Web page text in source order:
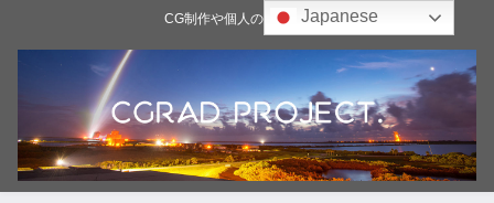
CG制作や個人の雑記ブログJapanese